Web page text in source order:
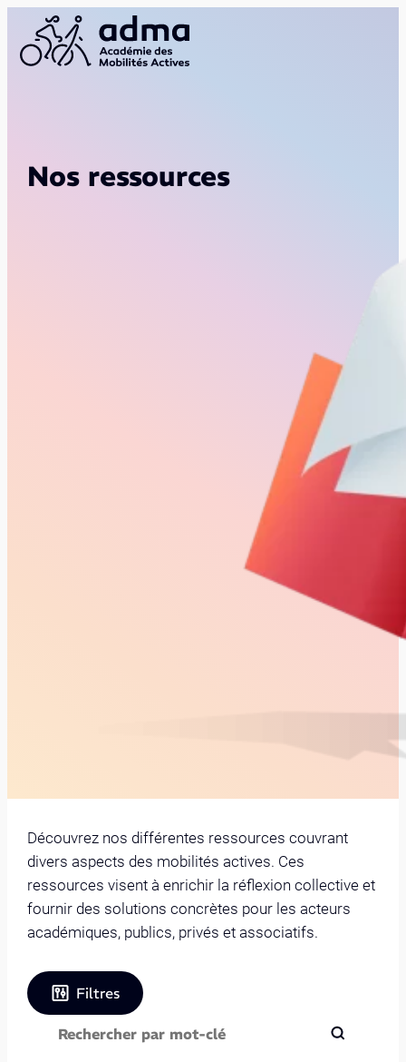
Nos ressources
Découvrez nos différentes ressources couvrant
divers aspects des mobilités actives. Ces
ressources visent à enrichir la réflexion collective et
fournir des solutions concrètes pour les acteurs
académiques, publics, privés et associatifs.
Filtres